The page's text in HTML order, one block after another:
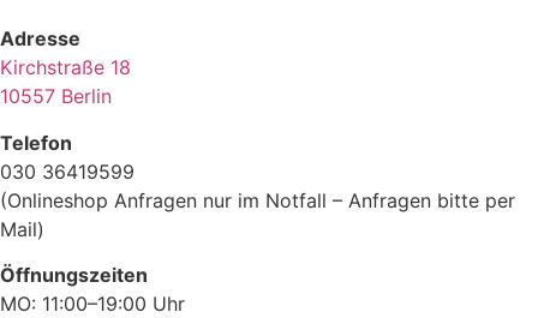
Adresse
Kirchstraße 18
10557 Berlin
Telefon
030 36419599
(Onlineshop Anfragen nur im Notfall – Anfragen bitte per
Mail)
Öffnungszeiten
MO: 11:00–19:00 Uhr